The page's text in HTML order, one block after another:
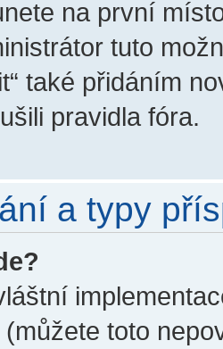
na první
tuto
také přidáním
pravidla fóra.
a typy
toto